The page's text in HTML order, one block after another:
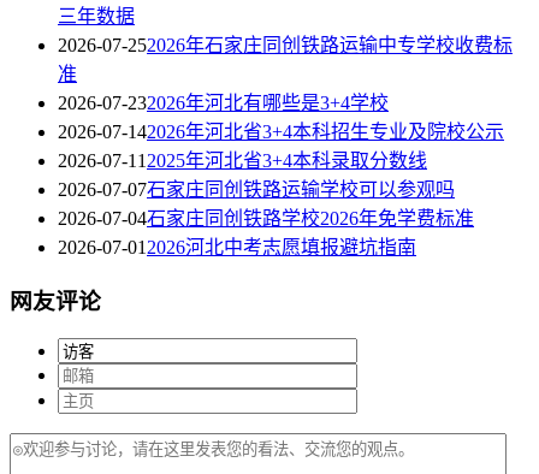
三年数据
2026-07-252026年石家庄同创铁路运输中专学校收费标
准
2026-07-232026年河北有哪些是3+4学校
2026-07-142026年河北省3+4本科招生专业及院校公示
2026-07-11 2025年河北省3+4本科录取分数线
2026-07-07石家庄同创铁路运输学校可以参观吗
2026-07-04石家庄同创铁路学校2026年免学费标准
2026-07-01 2026河北中考志愿填报避坑指南
网友评论